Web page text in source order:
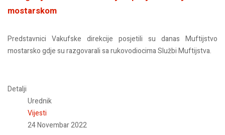
mostarskom
Predstavnici Vakufske direkcije posjetili su danas Muftijstvo
mostarsko gdje su razgovarali sa rukovodiocima Službi Muftijstva.
Detalji
Urednik
Vijesti
24 Novembar 2022